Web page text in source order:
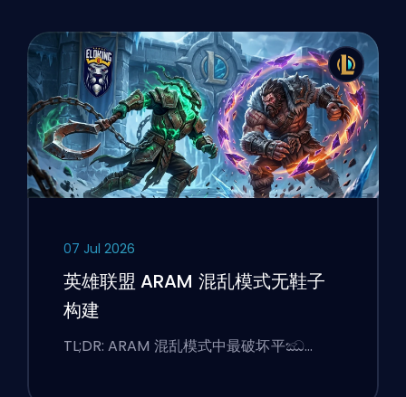
07 Jul 2026
英雄联盟 ARAM 混乱模式无鞋子
构建
TL;DR: ARAM 混乱模式中最破坏平ඣ…